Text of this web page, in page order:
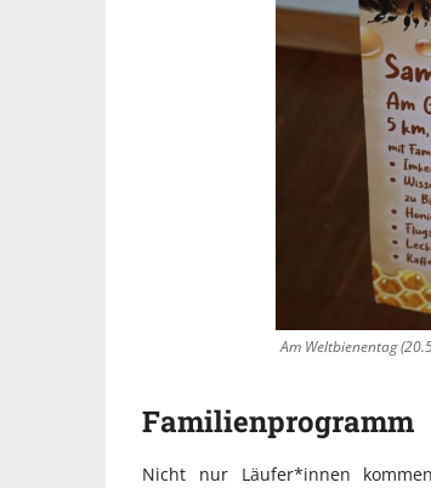
Am Weltbienentag
Familienprogramm
Nicht nur Läufer*innen